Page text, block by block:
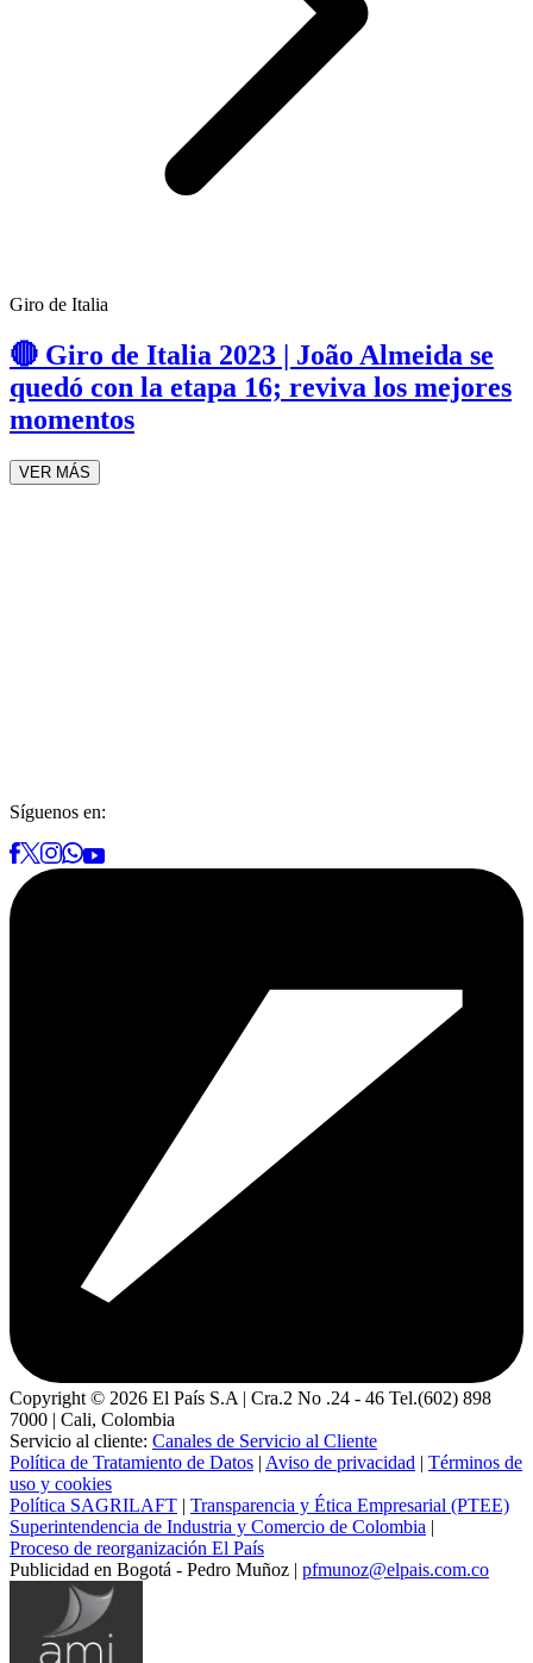
Giro de Italia
🔴 Giro de Italia 2023 | João Almeida se
quedó con la etapa 16; reviva los mejores
momentos
VER MÁS
Síguenos en:
Copyright © 2026 El País S.A | Cra.2 No .24 - 46 Tel.(602) 898
7000 | Cali, Colombia
Servicio al cliente: Canales de Servicio al Cliente
Política de Tratamiento de Datos | Aviso de privacidad | Términos de
uso y cookies
Política SAGRILAFT | Transparencia y Ética Empresarial (PTEE)
Superintendencia de Industria y Comercio de Colombia |
Proceso de reorganización El País
Publicidad en Bogotá - Pedro Muñoz | pfmunoz@elpais.com.co